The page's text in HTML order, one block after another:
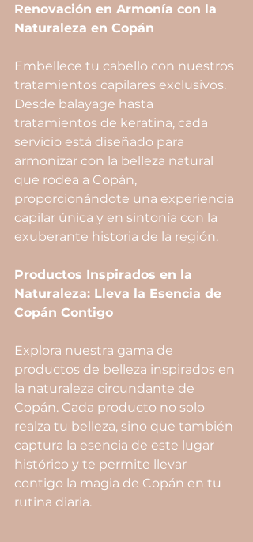
Renovación en Armonía con la
Naturaleza en Copán
Embellece tu cabello con nuestros
tratamientos capilares exclusivos.
Desde balayage hasta
tratamientos de keratina, cada
servicio está diseñado para
armonizar con la belleza natural
que rodea a Copán,
proporcionándote una experiencia
capilar única y en sintonía con la
exuberante historia de la región.
Productos Inspirados en la
Naturaleza: Lleva la Esencia de
Copán Contigo
Explora nuestra gama de
productos de belleza inspirados en
la naturaleza circundante de
Copán. Cada producto no solo
realza tu belleza, sino que también
captura la esencia de este lugar
histórico y te permite llevar
contigo la magia de Copán en tu
rutina diaria.